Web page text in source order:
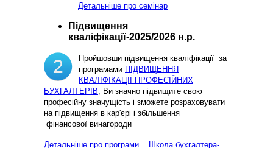
Детальніше про семінар
Підвищення
кваліфікації-2025/2026 н.р.
Пройшовши підвищення кваліфікації за
програмами ПІДВИЩЕННЯ
КВАЛІФІКАЦІЇ ПРОФЕСІЙНИХ
БУХГАЛТЕРІВ , Ви значно підвищите свою
професійну значущість і зможете розраховувати
на підвищення в кар'єрі і збільшення
фінансової винагороди
Детальніше про програми
Школа бухгалтера-